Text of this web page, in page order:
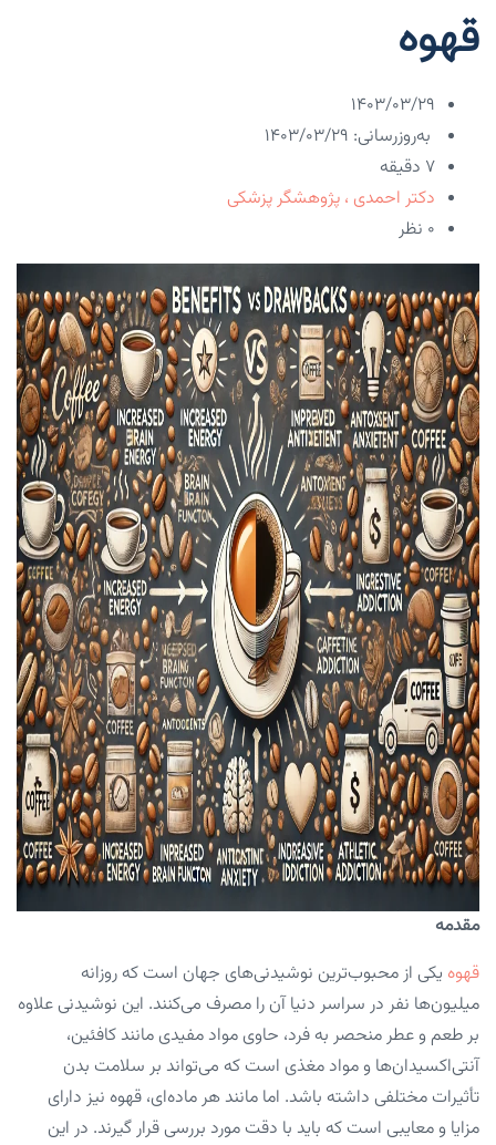
قهوه
۱۴۰۳/۰۳/۲۹
به‌روزرسانی: ۱۴۰۳/۰۳/۲۹
7 دقیقه
دکتر احمدی ، پژوهشگر پزشکی
۰ نظر
مقدمه
قهوه یکی از محبوب‌ترین نوشیدنی‌های جهان است که روزانه
میلیون‌ها نفر در سراسر دنیا آن را مصرف می‌کنند. این نوشیدنی علاوه
بر طعم و عطر منحصر به فرد، حاوی مواد مفیدی مانند کافئین،
آنتی‌اکسیدان‌ها و مواد مغذی است که می‌تواند بر سلامت بدن
تأثیرات مختلفی داشته باشد. اما مانند هر ماده‌ای، قهوه نیز دارای
مزایا و معایبی است که باید با دقت مورد بررسی قرار گیرند. در این